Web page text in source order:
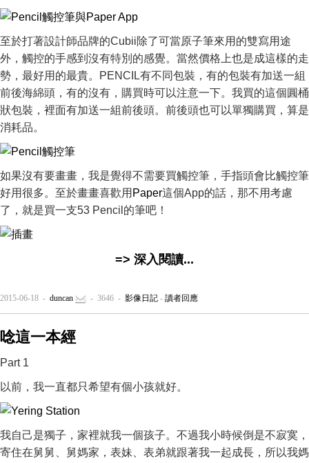
至於打著設計師品牌的Cubii除了可當原子筆來用的雙寫用途
外，觸控的手感到沒有特別的感覺。當然價格上也是成這樣的走
勢，最好用的最貴。PENCIL有不同包裝，有的包裝有加送一組
前後海綿頭，有的沒有，購買時可以注意一下。我買的這個圓桶
狀包裝，裡面有加送一組前後頭。前後頭也可以單獨購買，算是
消耗品。
如果沒有要畫畫，我是覺得不需要買觸控筆，手指頭會比觸控筆
好用很多。至於畫畫喜歡用 Paper這個App的話，那不用考慮
了，就是買一支53 Pencil的筆吧！
=> 深入閱讀...
2015-06-18 - duncan - 3646 - 影像日記 - 讀者回應
唸這一本經
Part 1
以前，我一直都只希望有個小孩就好。
我自己是獨子，家裡就我一個孩子。不過我小時候倒是不寂寞，
寄住在舅舅、舅媽家，表妹、表弟就跟著我一起成長，所以我媽